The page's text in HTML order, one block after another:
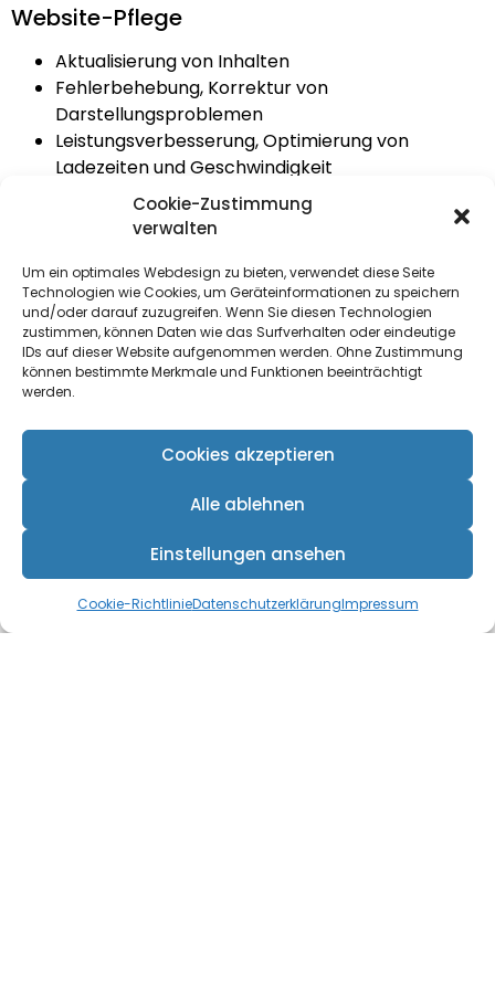
Cookie-Zustimmung
verwalten
Um ein optimales Webdesign zu bieten, verwendet diese Seite
Technologien wie Cookies, um Geräteinformationen zu speichern
und/oder darauf zuzugreifen. Wenn Sie diesen Technologien
zustimmen, können Daten wie das Surfverhalten oder eindeutige
IDs auf dieser Website aufgenommen werden. Ohne Zustimmung
können bestimmte Merkmale und Funktionen beeinträchtigt
werden.
Cookies akzeptieren
Alle ablehnen
Einstellungen ansehen
Cookie-RichtlinieDatenschutzerklärungImpressum
Website-Pflege
Aktualisierung von Inhalten
Fehlerbehebung, Korrektur von
Darstellungsproblemen
Leistungsverbesserung, Optimierung von
Ladezeiten und Geschwindigkeit
Optimierung von Bildern
Backups & Migration
Freitag 9.00 – 15.00 Uhr